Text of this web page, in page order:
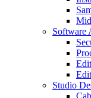
Software
Studio